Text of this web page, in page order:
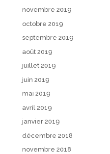
novembre 2019
octobre 2019
septembre 2019
août 2019
juillet 2019
juin 2019
mai 2019
avril 2019
janvier 2019
décembre 2018
novembre 2018